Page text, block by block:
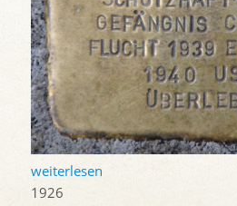
weiterlesen
1926